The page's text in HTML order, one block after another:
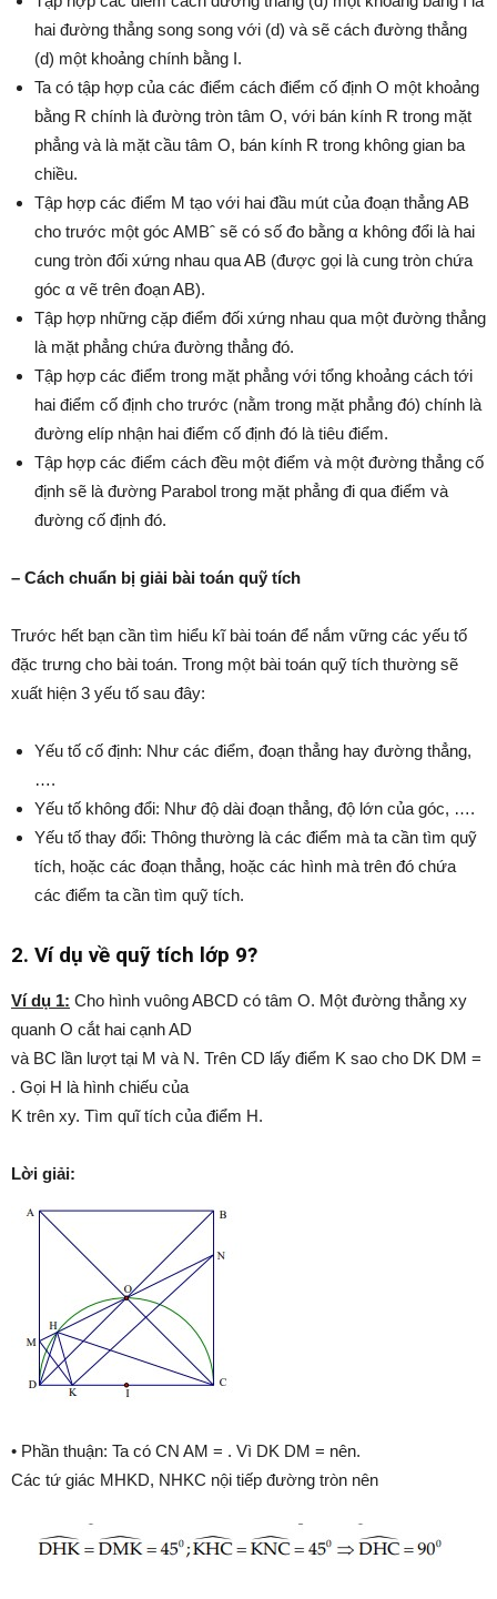
hai đường thẳng song song với (d) và sẽ cách đường thẳng
(d) một khoảng chính bằng I.
Ta có tập hợp của các điểm cách điểm cố định O một khoảng
bằng R chính là đường tròn tâm O, với bán kính R trong mặt
phẳng và là mặt cầu tâm O, bán kính R trong không gian ba
chiều.
Tập hợp các điểm M tạo với hai đầu mút của đoạn thẳng AB
cho trước một góc AMBˆ sẽ có số đo bằng α không đổi là hai
cung tròn đối xứng nhau qua AB (được gọi là cung tròn chứa
góc α vẽ trên đoạn AB).
Tập hợp những cặp điểm đối xứng nhau qua một đường thẳng
là mặt phẳng chứa đường thẳng đó.
Tập hợp các điểm trong mặt phẳng với tổng khoảng cách tới
hai điểm cố định cho trước (nằm trong mặt phẳng đó) chính là
đường elíp nhận hai điểm cố định đó là tiêu điểm.
Tập hợp các điểm cách đều một điểm và một đường thẳng cố
định sẽ là đường Parabol trong mặt phẳng đi qua điểm và
đường cố định đó.
– Cách chuẩn bị giải bài toán quỹ tích
Trước hết bạn cần tìm hiểu kĩ bài toán để nắm vững các yếu tố
đặc trưng cho bài toán. Trong một bài toán quỹ tích thường sẽ
xuất hiện 3 yếu tố sau đây:
Yếu tố cố định: Như các điểm, đoạn thẳng hay đường thẳng,
….
Yếu tố không đổi: Như độ dài đoạn thẳng, độ lớn của góc, ….
Yếu tố thay đổi: Thông thường là các điểm mà ta cần tìm quỹ
tích, hoặc các đoạn thẳng, hoặc các hình mà trên đó chứa
các điểm ta cần tìm quỹ tích.
2. Ví dụ về quỹ tích lớp 9?
Ví dụ 1: Cho hình vuông ABCD có tâm O. Một đường thẳng xy
quanh O cắt hai cạnh AD
và BC lần lượt tại M và N. Trên CD lấy điểm K sao cho DK DM =
. Gọi H là hình chiếu của
K trên xy. Tìm quĩ tích của điểm H.
Lời giải:
• Phần thuận: Ta có CN AM = . Vì DK DM = nên.
Các tứ giác MHKD, NHKC nội tiếp đường tròn nên